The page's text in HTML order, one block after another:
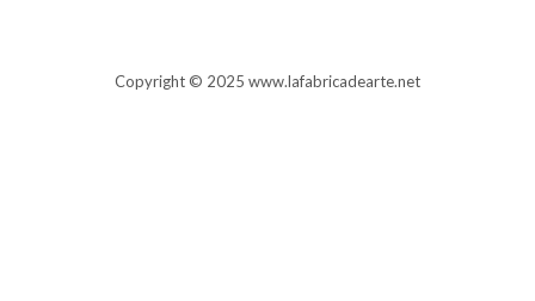
Copyright © 2025 www.lafabricadearte.net